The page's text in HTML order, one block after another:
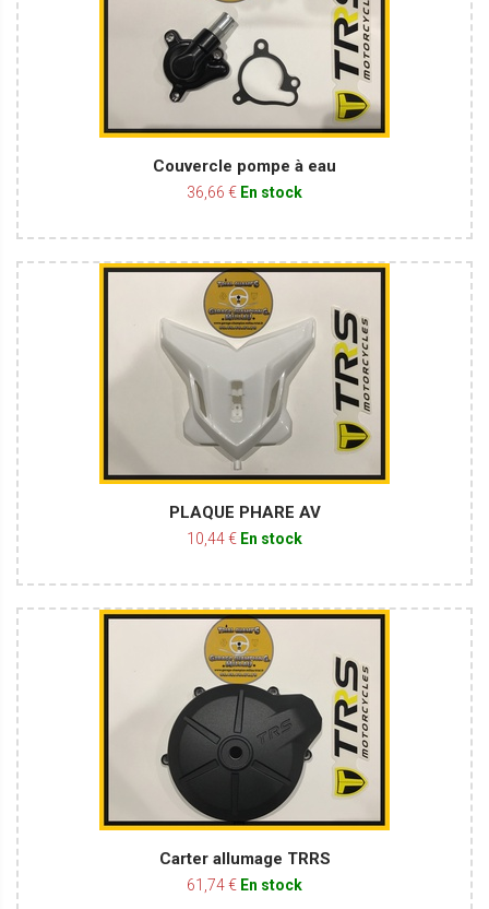
Couvercle pompe à eau
36,66 € En stock
PLAQUE PHARE AV
10,44 € En stock
Carter allumage TRRS
61,74 € En stock